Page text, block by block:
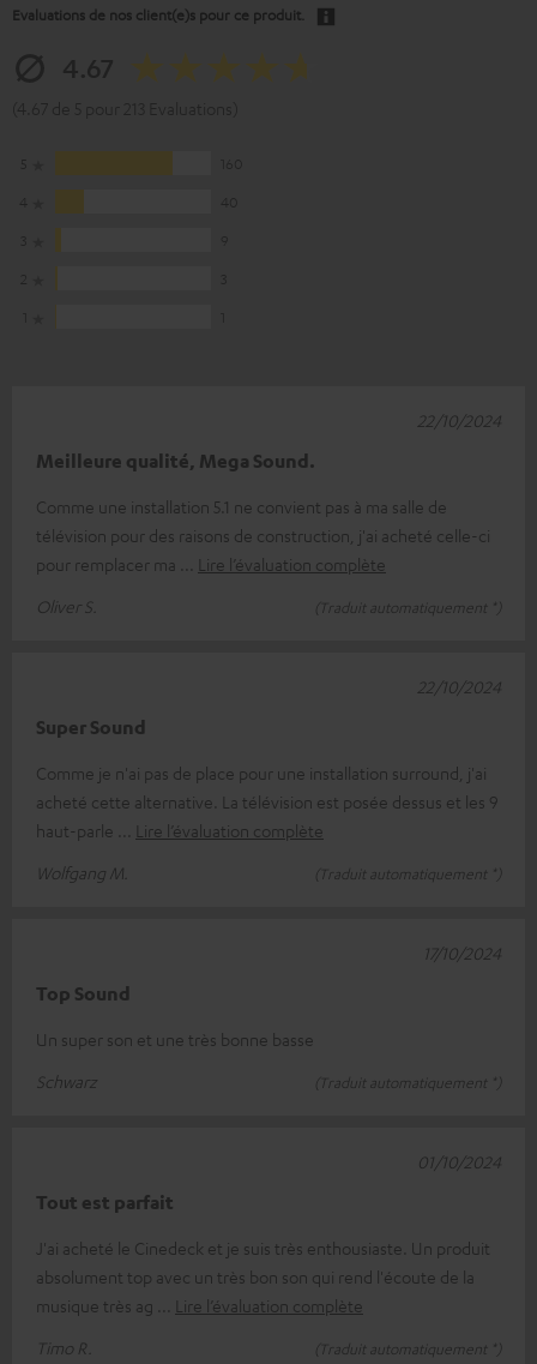
Evaluations de nos client(e)s pour ce produit.
Meilleure qualité, Mega Sound.
Comme une installation 5.1 ne convient pas à ma salle de
télévision pour des raisons de construction, j'ai acheté celle-ci
pour remplacer ma
Lire l’évaluation complète
Oliver S.
(Traduit automatiquement *)
22/10/2024
Super Sound
Comme je n'ai pas de place pour une installation surround, j'ai
acheté cette alternative. La télévision est posée dessus et les 9
haut-parle
Lire l’évaluation complète
Wolfgang M.
(Traduit automatiquement *)
22/10/2024
Top Sound
Un super son et une très bonne basse
Schwarz
(Traduit automatiquement *)
17/10/2024
Tout est parfait
J'ai acheté le Cinedeck et je suis très enthousiaste. Un produit
absolument top avec un très bon son qui rend l'écoute de la
musique très ag
Lire l’évaluation complète
Timo R.
(Traduit automatiquement *)
01/10/2024